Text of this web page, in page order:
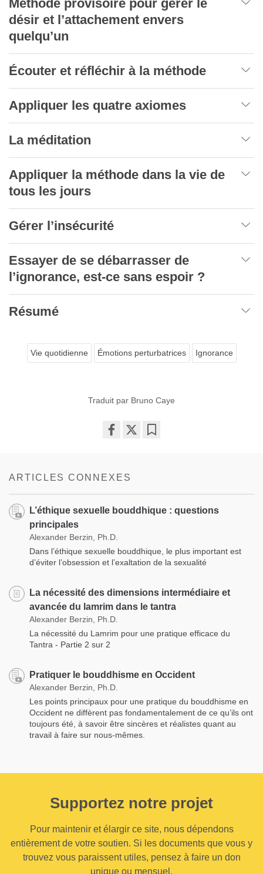
Méthode provisoire pour gérer le
désir et l’attachement envers
quelqu’un
Écouter et réfléchir à la méthode
Appliquer les quatre axiomes
La méditation
Appliquer la méthode dans la vie de
tous les jours
Gérer l’insécurité
Essayer de se débarrasser de
l’ignorance, est-ce sans espoir ?
Résumé
Vie quotidienne Émotions perturbatrices Ignorance
Traduit par Bruno Caye
ARTICLES CONNEXES
L’éthique sexuelle bouddhique : questions
principales
Alexander Berzin, Ph.D.
Dans l’éthique sexuelle bouddhique, le plus important est
d’éviter l’obsession et l’exaltation de la sexualité
La nécessité des dimensions intermédiaire et
avancée du lamrim dans le tantra
Alexander Berzin, Ph.D.
La nécessité du Lamrim pour une pratique efficace du
Tantra - Partie 2 sur 2
Pratiquer le bouddhisme en Occident
Alexander Berzin, Ph.D.
Les points principaux pour une pratique du bouddhisme en
Occident ne diffèrent pas fondamentalement de ce qu’ils ont
toujours été, à savoir être sincères et réalistes quant au
travail à faire sur nous-mêmes.
Supportez notre projet
Pour maintenir et élargir ce site, nous dépendons
entièrement de votre soutien. Si les documents que vous y
trouvez vous paraissent utiles, pensez à faire un don
unique ou mensuel.